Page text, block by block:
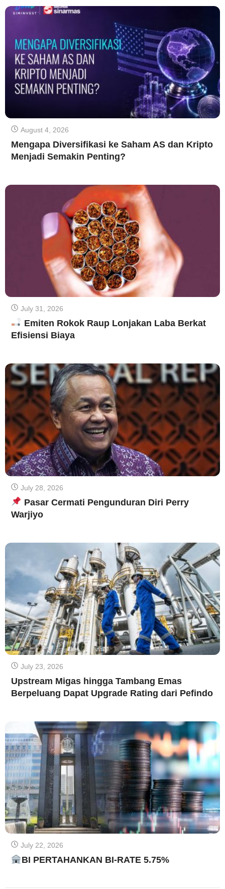
August 4, 2026
Mengapa Diversifikasi ke Saham AS dan Kripto
Menjadi Semakin Penting?
July 31, 2026
Emiten Rokok Raup Lonjakan Laba Berkat
Efisiensi Biaya
July 28, 2026
Pasar Cermati Pengunduran Diri Perry
Warjiyo
July 23, 2026
Upstream Migas hingga Tambang Emas
Berpeluang Dapat Upgrade Rating dari Pefindo
July 22, 2026
BI PERTAHANKAN BI-RATE 5.75%